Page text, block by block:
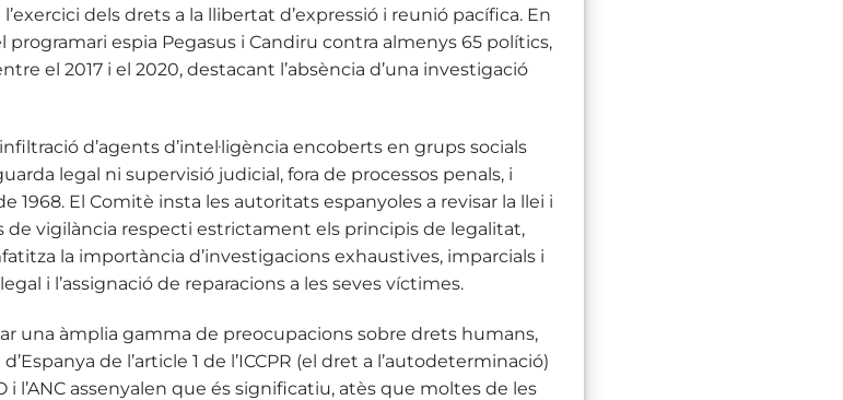
dels drets a la llibertat d’expressió i reunió pacífica. En
programari espia Pegasus i Candiru contra almenys 65 polítics,
el 2017 i el 2020, destacant l’absència d’una investigació
d’agents d’intel·ligència encoberts en grups socials
legal ni supervisió judicial, fora de processos penals, i
1968. El Comitè insta les autoritats espanyoles a revisar la llei i
de vigilància respecti estrictament els principis de legalitat,
la importància d’investigacions exhaustives, imparcials i
i l’assignació de reparacions a les seves víctimes.
una àmplia gamma de preocupacions sobre drets humans,
de l’article 1 de l’ICCPR (el dret a l’autodeterminació)
i l’ANC assenyalen que és significatiu, atès que moltes de les